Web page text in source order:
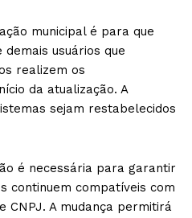
municipal é para que
usuários que
realizem os
da atualização. A
sejam restabelecidos
é necessária para garantir
continuem compatíveis com
CNPJ. A mudança permitirá